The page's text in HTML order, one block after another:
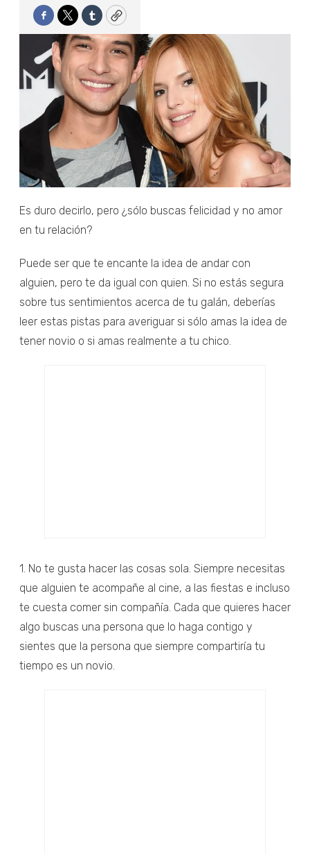
Facebook
TwitterTumblrCopy
Es duro decirlo, pero ¿sólo buscas felicidad y no amor
en tu relación?
Puede ser que te encante la idea de andar con
alguien, pero te da igual con quien. Si no estás segura
sobre tus sentimientos acerca de tu galán, deberías
leer estas pistas para averiguar si sólo amas la idea de
tener novio o si amas realmente a tu chico.
1. No te gusta hacer las cosas sola. Siempre necesitas
que alguien te acompañe al cine, a las fiestas e incluso
te cuesta comer sin compañía. Cada que quieres hacer
algo buscas una persona que lo haga contigo y
sientes que la persona que siempre compartiría tu
tiempo es un novio.